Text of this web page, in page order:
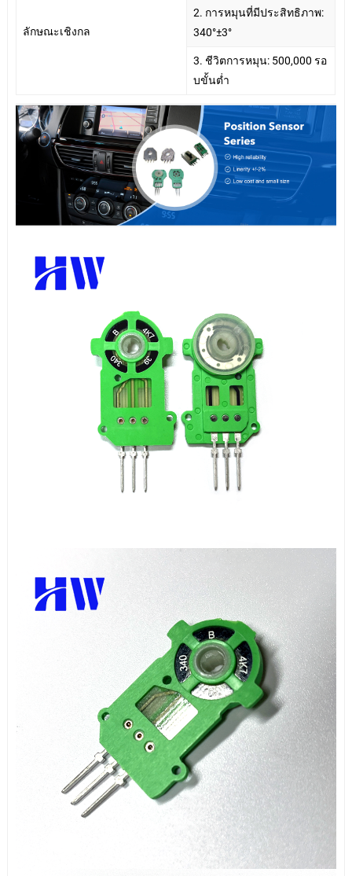
ลักษณะเชิงกล
2. การหมุนที่มีประสิทธิภาพ:
340°±3°
3. ชีวิตการหมุน: 500,000 รอ
บขั้นต่ำ